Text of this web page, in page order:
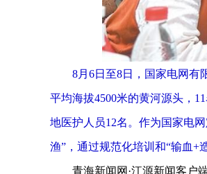
8月6日至8日，国家电网有
平均海拔4500米的黄河源头，
地医护人员12名。作为国家电
渔”，通过规范化培训和“输血+
青海新闻网·江源新闻客户端